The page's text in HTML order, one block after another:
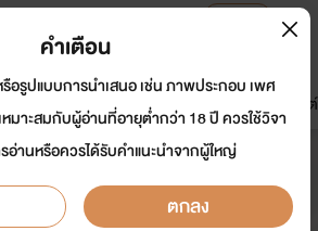
อีบุ๊ก การ์ตูน
มาใหม่
ดรีมแชท ธัญลิสต์
| ปรนเปรอ
สารเลว
คำเตือน
อรูปแบบการนำเสนอ เช่น ภาพประกอบ เพศ
มาะสมกับผู้อ่านที่อายุต่ำกว่า 18 ปี ควรใช้วิจา
านหรือควรได้รับคำแนะนำจากผู้ใหญ่
ตกลง